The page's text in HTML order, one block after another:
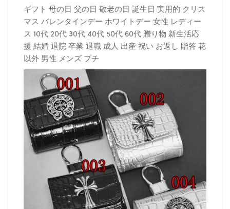
ギフト 母の日 父の日 敬老の日 誕生日 実用的 クリス
マス バレンタインデー ホワイトデー 女性 レディー
ス 10代 20代 30代 40代 50代 60代 贈り物 新生活応
援 結婚 退院 卒業 退職 成人 出産 祝い お返し 贈答 花
以外 男性 メンズ プチ